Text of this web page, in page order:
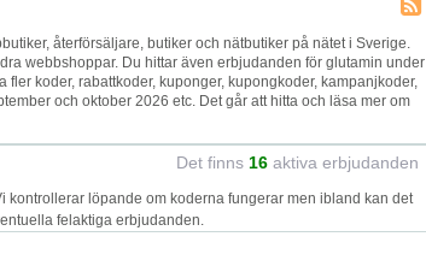
Tagg
RSS
återförsäljare, butiker och nätbutiker på nätet i Sverige.
webbshoppar. Du hittar även erbjudanden för glutamin under
fler koder, rabattkoder, kuponger, kupongkoder, kampanjkoder,
och oktober 2026 etc. Det går att hitta och läsa mer om
Det finns 16 aktiva erbjudanden
löpande om koderna fungerar men ibland kan det
felaktiga erbjudanden.